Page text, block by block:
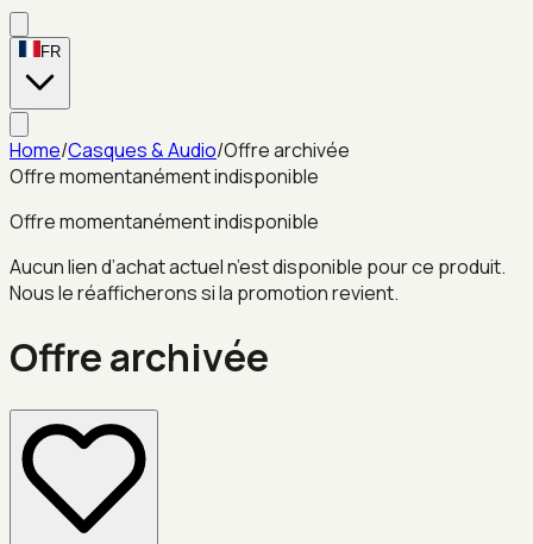
FR
Home/Casques & Audio/Offre archivée
Offre momentanément indisponible
Offre momentanément indisponible
Aucun lien d’achat actuel n’est disponible pour ce produit.
Nous le réafficherons si la promotion revient.
Offre archivée